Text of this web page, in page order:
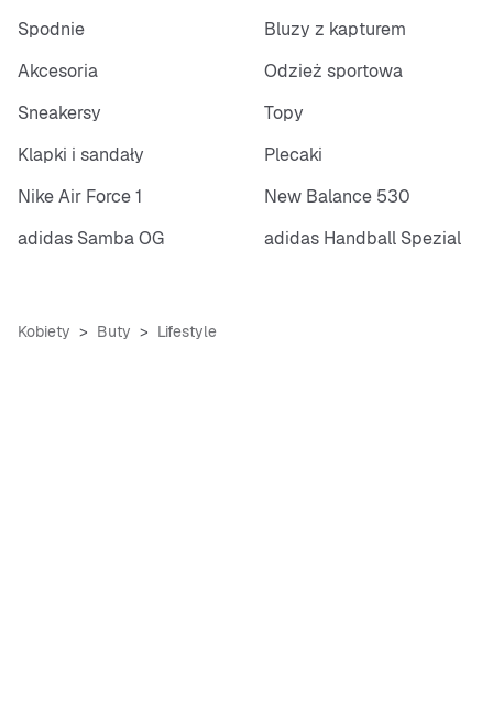
Spodnie
Bluzy z kapturem
Akcesoria
Odzież sportowa
Sneakersy
Topy
Klapki i sandały
Plecaki
Nike Air Force 1
New Balance 530
adidas Samba OG
adidas Handball Spezial
Kobiety Buty Lifestyle